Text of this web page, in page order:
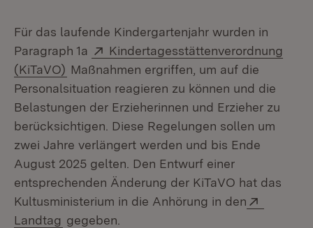
Für das laufende Kindergartenjahr wurden in
Paragraph 1a
Extern:
Kindertagesstättenverordnung
(KiTaVO) (Öffnet in neuem Fenster)
Maßnahmen ergriffen, um auf die
Personalsituation reagieren zu können und die
Belastungen der Erzieherinnen und Erzieher zu
berücksichtigen. Diese Regelungen sollen um
zwei Jahre verlängert werden und bis Ende
August 2025 gelten. Den Entwurf einer
entsprechenden Änderung der KiTaVO hat das
Kultusministerium in die Anhörung in den
Landtag (Öffnet in neuem Fenster)
gegeben.